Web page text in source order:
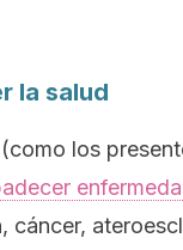
la salud
los
cáncer,